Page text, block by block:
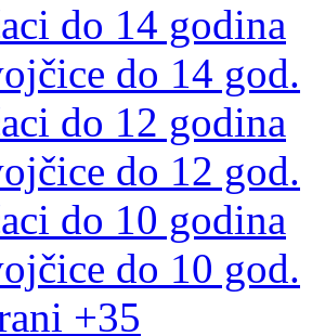
do 14 godina
do 14 god.
do 12 godina
do 12 god.
do 10 godina
do 10 god.
+35